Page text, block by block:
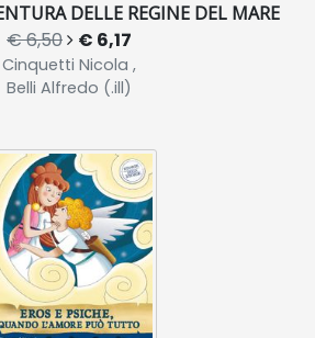
DELLE REGINE DEL MARE
€ 6,50 € 6,17
Cinquetti Nicola ,
Belli Alfredo (.ill)